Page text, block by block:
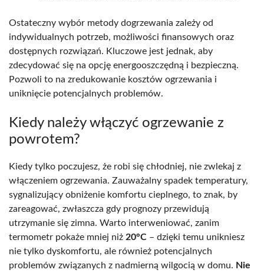
Ostateczny wybór metody dogrzewania zależy od
indywidualnych potrzeb, możliwości finansowych oraz
dostępnych rozwiązań. Kluczowe jest jednak, aby
zdecydować się na opcję energooszczędną i bezpieczną.
Pozwoli to na zredukowanie kosztów ogrzewania i
uniknięcie potencjalnych problemów.
Kiedy należy włączyć ogrzewanie z
powrotem?
Kiedy tylko poczujesz, że robi się chłodniej, nie zwlekaj z
włączeniem ogrzewania. Zauważalny spadek temperatury,
sygnalizujący obniżenie komfortu cieplnego, to znak, by
zareagować, zwłaszcza gdy prognozy przewidują
utrzymanie się zimna. Warto interweniować, zanim
termometr pokaże mniej niż 20°C – dzięki temu unikniesz
nie tylko dyskomfortu, ale również potencjalnych
problemów związanych z nadmierną wilgocią w domu. Nie